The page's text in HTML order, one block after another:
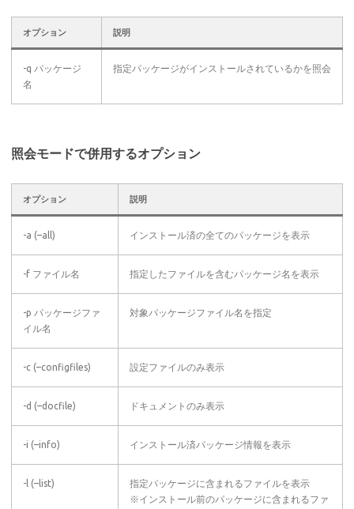
オプション 説明
-q パッケージ
名
指定パッケージがインストールされているかを照会
照会モードで併用するオプション
オプション 説明
-a (–all) インストール済の全てのパッケージを表示
-f ファイル名 指定したファイルを含むパッケージ名を表示
-p パッケージファ
イル名
対象パッケージファイル名を指定
-c (–configfiles) 設定ファイルのみ表示
-d (–docfile) ドキュメントのみ表示
-i (–info) インストール済パッケージ情報を表示
-l (–list)
指定パッケージに含まれるファイルを表示
※インストール前のパッケージに含まれるファ